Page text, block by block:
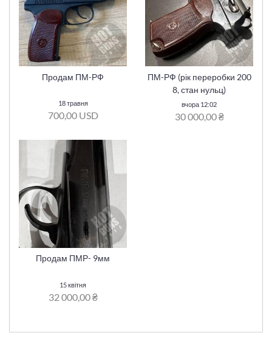
Продам ПМ-РФ
18 травня
700,00 USD
ПМ-РФ (рік переробки 200
8, стан нульц)
вчора 12:02
30 000,00 ₴
Продам ПМР- 9мм
15 квітня
32 000,00 ₴